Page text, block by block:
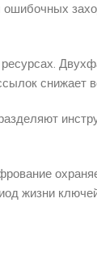
снижает
жизни